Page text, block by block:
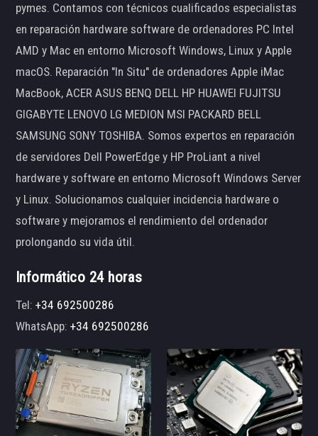
pymes. Contamos con técnicos cualificados especialistas
en reparación hardware software de ordenadores PC Intel
AMD y Mac en entorno Microsoft Windows, Linux y Apple
macOS. Reparación "In Situ" de ordenadores Apple iMac
MacBook, ACER ASUS BENQ DELL HP HUAWEI FUJITSU
GIGABYTE LENOVO LG MEDION MSI PACKARD BELL
SAMSUNG SONY TOSHIBA. Somos expertos en reparación
de servidores Dell PowerEdge y HP ProLiant a nivel
hardware y software en entorno Microsoft Windows Server
y Linux. Solucionamos cualquier incidencia hardware o
software y mejoramos el rendimiento del ordenador
prolongando su vida útil.
Informático 24 horas
Tel:+34 692500286
WhatsApp:+34 692500286